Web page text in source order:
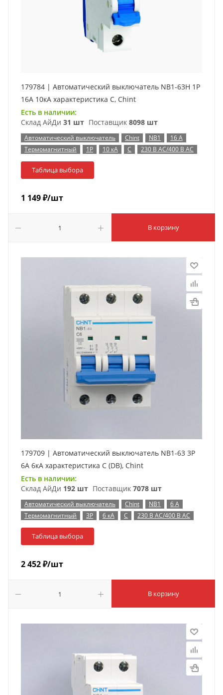
179784 | Автоматический выключатель NB1-63H 1P
16А 10кА характеристика C, Chint
Есть в наличии:
Склад АйДи 31 шт Поставщик 8098 шт
Автоматический выключатель Chint NB1
16 А
Термомагнитный
1P 10 кА C 230 В AC/400 В AC
Таблица выбора
1 149₽/шт
В корзину
179709 | Автоматический выключатель NB1-63 3P
6А 6кА характеристика C (DB), Chint
Есть в наличии:
Склад АйДи 192 шт Поставщик 7078 шт
Автоматический выключатель Chint NB1
6 А
Термомагнитный
3P 6 кА C 230 В AC/400 В AC
Таблица выбора
2 452₽/шт
В корзину